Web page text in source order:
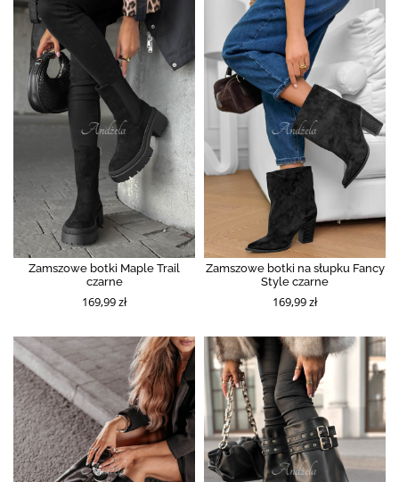
Zamszowe botki Maple Trail
czarne
169,99 zł
Zamszowe botki na słupku Fancy
Style czarne
169,99 zł